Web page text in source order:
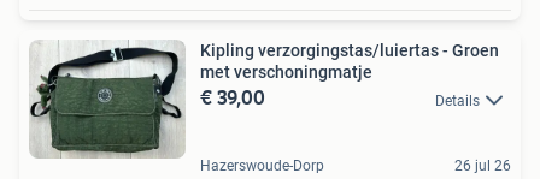
Kipling verzorgingstas/luiertas - Groen
met verschoningmatje
€ 39,00 Details
Hazerswoude-Dorp 26 jul 26